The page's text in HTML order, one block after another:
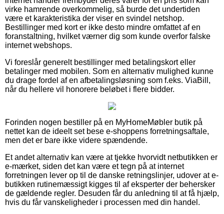
virke hamrende overkommelig, så burde det undertiden
være et karakteristika der viser en svindel netshop.
Bestillinger med kort er ikke desto mindre omfattet af en
foranstaltning, hvilket værner dig som kunde overfor falske
internet webshops.
Vi foreslår generelt bestillinger med betalingskort eller
betalinger med mobilen. Som en alternativ mulighed kunne
du drage fordel af en afbetalingsløsning som f.eks. ViaBill,
når du hellere vil honorere beløbet i flere bidder.
Forinden nogen bestiller på en MyHomeMøbler butik på
nettet kan de ideelt set bese e-shoppens forretningsaftale,
men det er bare ikke videre spændende.
Et andet alternativ kan være at tjekke hvorvidt netbutikken er
e-mærket, siden det kan være et tegn på at internet
forretningen lever op til de danske retningslinjer, udover at e-
butikken rutinemæssigt kigges til af eksperter der behersker
de gældende regler. Desuden får du anledning til at få hjælp,
hvis du får vanskeligheder i processen med din handel.